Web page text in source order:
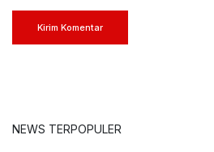
Kirim Komentar
NEWS TERPOPULER